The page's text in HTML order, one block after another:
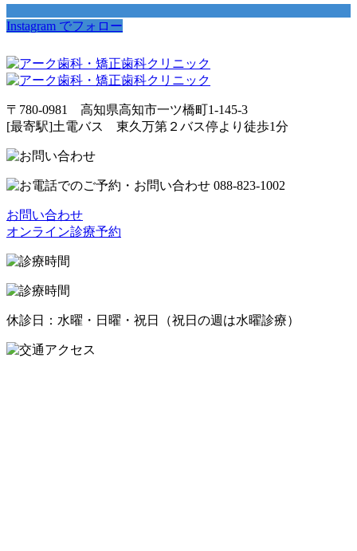
Instagram でフォロー
〒780-0981 高知県高知市一ツ橋町1-145-3
[最寄駅]土電バス 東久万第２バス停より徒歩1分
お問い合わせ
オンライン診療予約
休診日：水曜・日曜・祝日（祝日の週は水曜診療）